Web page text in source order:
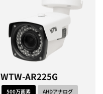
WTW-AR225G
500万画素
AHDアナログ